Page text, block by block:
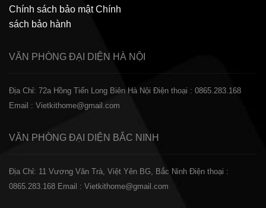
Chính sách bảo mật Chính
sách bảo hành
VĂN PHÒNG ĐẠI DIỆN HÀ NỘI
Địa Chỉ: 72a Hồng Tiến Long Biên Hà Nội Điện thoại : 0865.283.168
Email : Vietkithome@gmail.com
VĂN PHÒNG ĐẠI DIỆN BẮC NINH
Địa Chỉ: 11 Vương Văn Trà, Việt Yên BG, Bắc Ninh Điện thoại :
0865.283.168 Email : Vietkithome@gmail.com